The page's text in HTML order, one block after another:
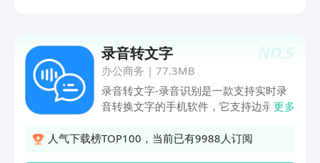
mp3、WAV、AAC、M4A、WMA、
AMR、FLAC等【音频剪切/分割/合并/变
声/添加背景音】任意音频文件可一键切
割，多个音频文件可直接合并，自由剪
背景音乐适用人群：工作白领：商务会
议、合作沟通、会议纪要、业务洽谈等，
NO.5
录音转文字
办公商务 | 77.3MB
录音转文字-录音识别是一款支持实时录
音转换文字的手机软件，它支持边录音边
持在线翻译，同时也支持录音机的功能。
更多
人气下载榜TOP100，当前已有9988人订阅